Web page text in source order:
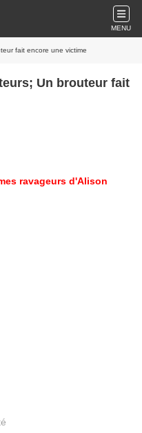
MENU
fait encore une victime
Un brouteur fait
ravageurs d'Alison